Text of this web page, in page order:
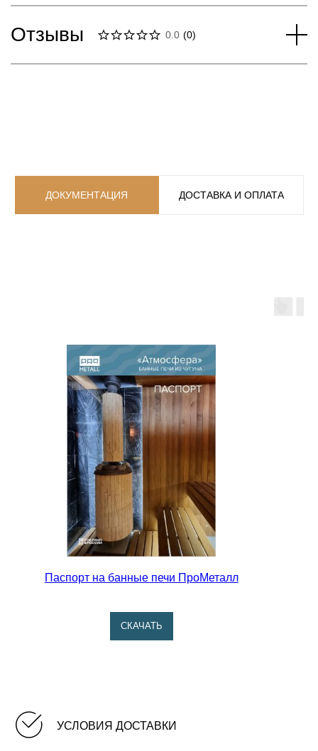
Отзывы 0.0 (0)
ДОКУМЕНТАЦИЯ ДОСТАВКА И ОПЛАТА
Паспорт на банные печи ПроМеталл
CКАЧАТЬ
УСЛОВИЯ ДОСТАВКИ